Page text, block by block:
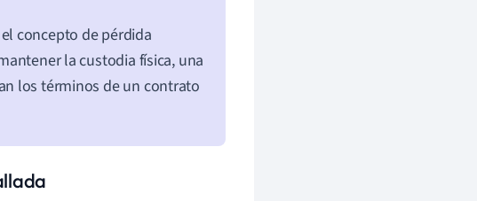
concepto de pérdida
la custodia física, una
los términos de un contrato